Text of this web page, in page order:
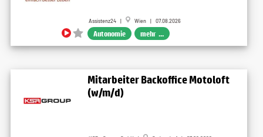
Assistenz24 | Wien | 07.08.2026
Autonomie mehr ...
Mitarbeiter Backoffice Motoloft
(w/m/d)